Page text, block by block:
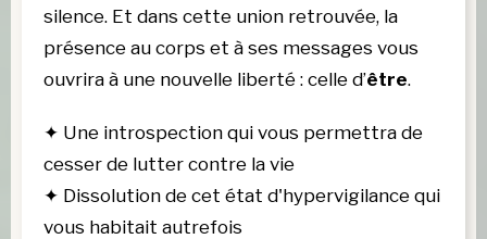
silence. Et dans cette union retrouvée, la
présence au corps et à ses messages vous
ouvrira à une nouvelle liberté : celle d’être.
✦ Une introspection qui vous permettra de
cesser de lutter contre la vie
✦ Dissolution de cet état d'hypervigilance qui
vous habitait autrefois